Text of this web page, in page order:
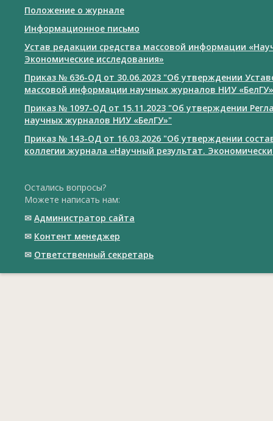
Положение о журнале
Информационное письмо
Устав редакции средства массовой информации
Экономические исследования»
Приказ № 636-ОД от 30.06.2023 "Об утверждении
массовой информации научных журналов НИУ «БелГУ»
Приказ № 1097-ОД от 15.11.2023 "Об утверждении
научных журналов НИУ «БелГУ»"
Приказ № 143-ОД от 16.03.2026 "Об утверждении
коллегии журнала «Научный результат.
Остались вопросы?
Можете написать нам:
✉ Администратор сайта
✉ Контент менеджер
✉ Ответственный cекретарь